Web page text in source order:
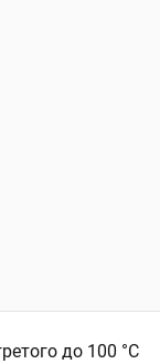
до 100 °С